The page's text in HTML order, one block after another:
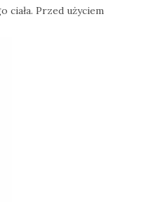
ciała. Przed użyciem